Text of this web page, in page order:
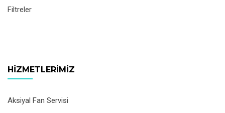
Filtreler
HIZMETLERIMIZ
Aksiyal Fan Servisi